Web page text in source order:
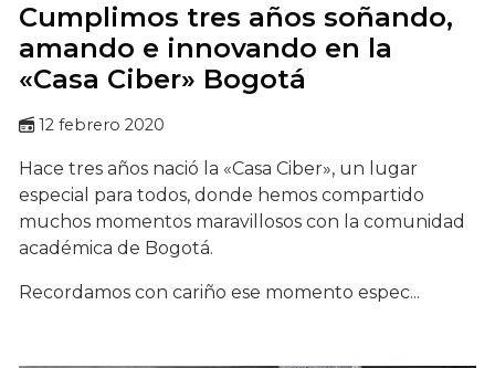
Cumplimos tres años soñando,
amando e innovando en la
«Casa Ciber» Bogotá
12 febrero 2020
Hace tres años nació la «Casa Ciber», un lugar
especial para todos, donde hemos compartido
muchos momentos maravillosos con la comunidad
académica de Bogotá.
Recordamos con cariño ese momento espec...